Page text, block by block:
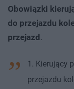
Obowiązki
do przejazdu
przejazd .
1. Kierujący
przejazdu